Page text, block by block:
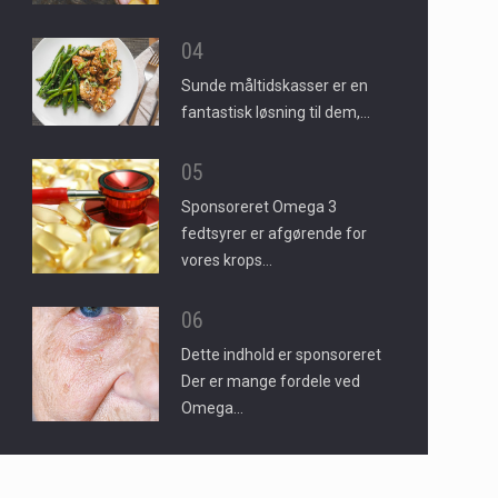
04
Sunde måltidskasser er en
fantastisk løsning til dem,…
05
Sponsoreret Omega 3
fedtsyrer er afgørende for
vores krops…
06
Dette indhold er sponsoreret
Der er mange fordele ved
Omega…